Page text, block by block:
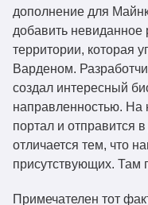
deeperdarker-
1.20-1.3.3-
deeperdarker-
1.21-1.3.3.jar
deeperdarker-
1.20.4-1.3.3.jar
deeperdarker-
1.20-1.3.3.jar
deeperdarker-
дополнение для
добавить невиданное
территории, которая
Варденом.
создал интересный
направленностью.
портал и отправится
отличается тем, что
присутствующих. Там
Примечателен тот